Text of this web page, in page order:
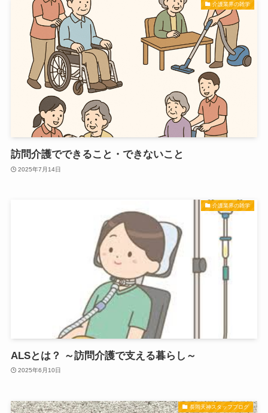
介護業界の雑学
訪問介護でできること・できないこと
2025年7月14日
介護業界の雑学
ALSとは？ ～訪問介護で支える暮らし～
2025年6月10日
長岡天神スタッフブログ